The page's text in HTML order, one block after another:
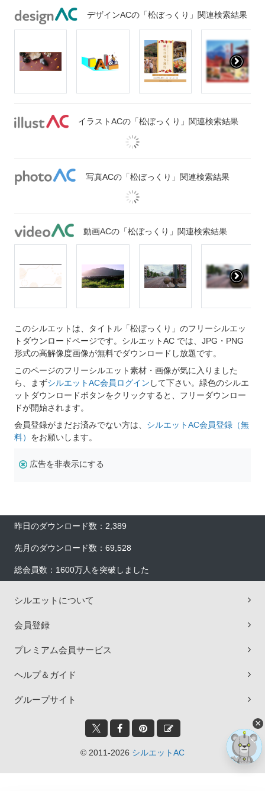
デザインACの「松ぼっくり」関連検索結果
イラストACの「松ぼっくり」関連検索結果
写真ACの「松ぼっくり」関連検索結果
動画ACの「松ぼっくり」関連検索結果
このシルエットは、タイトル「松ぼっくり」のフリーシルエッ
トダウンロードページです。シルエットAC では、JPG・PNG
形式の高解像度画像が無料でダウンロードし放題です。
このページのフリーシルエット素材・画像が気に入りました
ら、まずシルエットAC会員ログイン して下さい。緑色のシルエ
ットダウンロードボタンをクリックすると、フリーダウンロー
ドが開始されます。
会員登録がまだお済みでない方は、 シルエットAC会員登録（無
料） をお願いします。
広告を非表示にする
昨日のダウンロード数：2,389
先月のダウンロード数：69,528
総会員数：1600万人を突破しました
シルエットについて
会員登録
プレミアム会員サービス
ヘルプ＆ガイド
グループサイト
© 2011-2026 シルエットAC
×